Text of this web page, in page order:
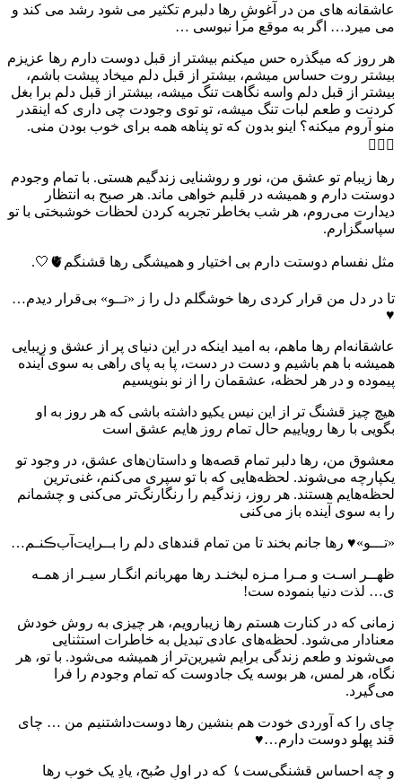
عاشقانه های من در آغوشِ رها دلبرم تکثیر می شود رشد می کند و
می میرد… اگر به موقع مرا نبوسی …
هر روز که میگذره حس میکنم بیشتر از قبل دوست دارم رها عزیزم
بیشتر روت حساس میشم، بیشتر از قبل دلم میخاد پیشت باشم،
بیشتر از قبل دلم واسه نگاهت تنگ میشه، بیشتر از قبل دلم برا بغل
کردنت و طعم لبات تنگ میشه، تو توی وجودت چی داری که اینقدر
منو آروم میکنه؟ اینو بدون که تو پناهه همه برای خوب بودن منی.
👩‍❤️‍👨
رها زیبام تو عشق من، نور و روشنایی زندگیم هستی. با تمام وجودم
دوستت دارم و همیشه در قلبم خواهی ماند. هر صبح به انتظار
دیدارت می‌روم، هر شب بخاطر تجربه کردن لحظات خوشبختی با تو
سپاسگزارم.
مثل نفسام دوستت دارم بی اختیار و همیشگی رها قشنگم🫀🤍.
تا در دل من قرار کردی رها خوشگلم دل را ز «تــو» بی‌قرار دیدم…
♥️
عاشقانه‌ام رها ماهم، به امید اینکه در این دنیای پر از عشق و زیبایی
همیشه با هم باشیم و دست در دست، پا به پای راهی به سوی آینده
پیموده و در هر لحظه، عشقمان را از نو بنویسیم
هیچ چیز قشنگ تر از این نیس یکیو داشته باشی که هر روز به او
بگویی با رها رویاییم حال تمام روز هایم عشق است
معشوق من، رها دلبر تمام قصه‌ها و داستان‌های عشق، در وجود تو
یکپارچه می‌شوند. لحظه‌هایی که با تو سپری می‌کنم، غنی‌ترین
لحظه‌هایم هستند. هر روز، زندگیم را رنگارنگ‌تر می‌کنی و چشمانم
را به سوی آینده باز می‌کنی
«تـــو»♥️ رها جانم بخند تا من تمام قندهای دلم را بــرایت‌آب‌ڪنـم…
ظهــر اسـت و مـرا مـزه لبخنـد رها مهربانم انگـار سیـر از همـه
ی… لذت دنیا بنموده ست!
زمانی که در کنارت هستم رها زیبارویم، هر چیزی به روش خودش
معنادار می‌شود. لحظه‌های عادی تبدیل به خاطرات استثنایی
می‌شوند و طعم زندگی برایم شیرین‌تر از همیشه می‌شود. با تو، هر
نگاه، هر لمس، هر بوسه یک جادوست که تمام وجودم را فرا
می‌گیرد.
چای را که آوردی خودت هم بنشین رها دوست‌داشتنیم من … چای
قند پهلو دوست دارم…♥️
و چه احساسِ قشنگی‌ست⤹ كه در اولِ صُبح، یادِ یک خوب رها